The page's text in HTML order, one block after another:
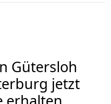
Gütersloh
jetzt